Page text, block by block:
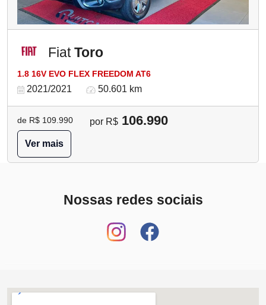
FiatToro
1.8 16V EVO FLEX FREEDOM AT6
2021/2021 50.601 km
de R$ 109.990 por R$ 106.990
Ver mais
Nossas redes sociais